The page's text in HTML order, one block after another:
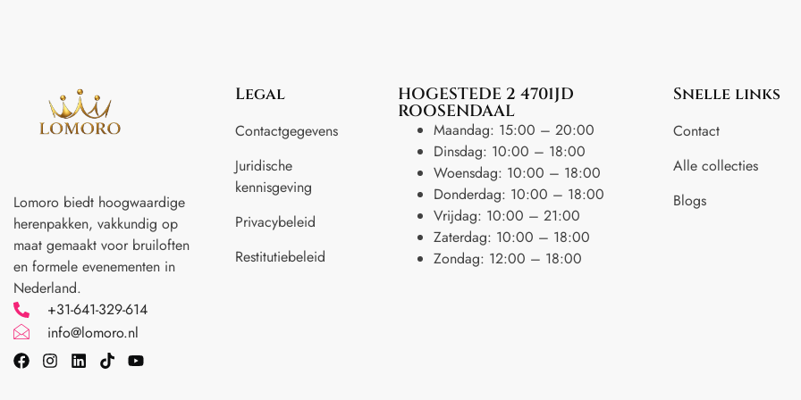
Lomoro biedt hoogwaardige
herenpakken, vakkundig op
maat gemaakt voor bruiloften
en formele evenementen in
Nederland.
+31-641-329-614
info@lomoro.nl
Legal
Contactgegevens
Juridische
kennisgeving
Privacybeleid
Restitutiebeleid
HOGESTEDE 2 4701JD
ROOSENDAAL
Maandag: 15:00 – 20:00
Dinsdag: 10:00 – 18:00
Woensdag: 10:00 – 18:00
Donderdag: 10:00 – 18:00
Vrijdag: 10:00 – 21:00
Zaterdag: 10:00 – 18:00
Zondag: 12:00 – 18:00
Snelle links
Contact
Alle collecties
Blogs